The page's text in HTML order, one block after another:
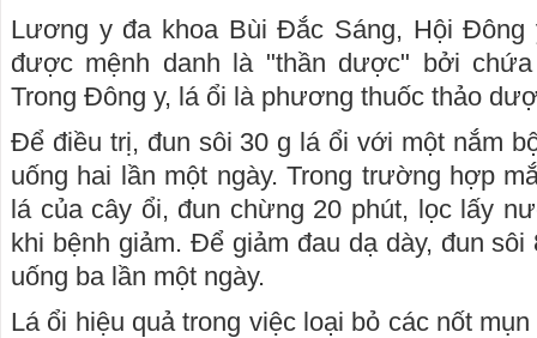
Lương y đa khoa Bùi Đắc Sáng, Hội
được mệnh danh là "thần dược" bởi
Trong Đông y, lá ổi là phương thuốc thảo
Để điều trị, đun sôi 30 g lá ổi với một nắm
uống hai lần một ngày. Trong trường hợp
lá của cây ổi, đun chừng 20 phút, lọc lấy
khi bệnh giảm. Để giảm đau dạ dày, đun
uống ba lần một ngày.
Lá ổi hiệu quả trong việc loại bỏ các nốt